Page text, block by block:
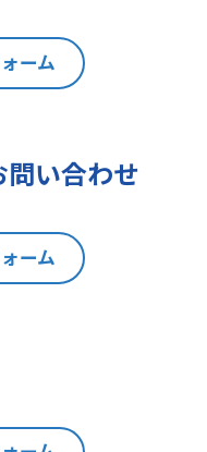
がご本人で
きますこと
いて、開示
る権利
服を申し立
及び当該
ーム
い合わせ
ーム